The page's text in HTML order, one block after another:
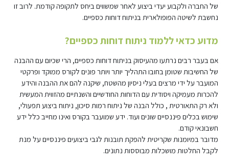
של החברה ולקבוע יעדי ביצוע לאחר שמשווים ביחס לתקופה קודמת. לרוב זו
נחשבת לשיטה הפופולארית בניתוח דוחות כספיים.
מדוע כדאי ללמוד ניתוח דוחות כספיים?
אם בעבר רבים נרתעו מהעיסוק בניתוח דוחות כספיים, הרי שכיום עם ההבנה
של החשיבות שטומן בחובו התהליך יותר ויותר פונים לקורס ממוקד ופרקטי
המועבר על ידי מרצים בעלי ניסיון מהשטח, שיקנה להם את ההבנה והידע
להכרות מעמיקה ויסודית עם הדוחות החודשיים והשנתיים מהזווית המעשית
ולא רק התאורטית , כולל הבנה של ניתוח רמות סיכון, ניתוח ביצוע תפעולי,
שימוש בכלים פיננסיים שונים ועוד. ידע שמועבר בקורס ואינו מחייב כלל ידע
חשבונאי קודם.
מדובר במיומנות שקריטית להפקת תובנות לגבי ביצועים פיננסיים על מנת
לקבל החלטות מושכלות מבוססות נתונים.